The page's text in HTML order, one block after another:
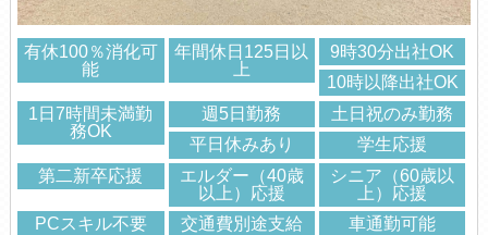
有休100％消化可
能
年間休日125日以
上
9時30分出社OK
10時以降出社OK
1日7時間未満勤
務OK
週5日勤務
土日祝のみ勤務
平日休みあり
学生応援
第二新卒応援
エルダー（40歳
以上）応援
シニア（60歳以
上）応援
PCスキル不要
交通費別途支給 車通勤可能